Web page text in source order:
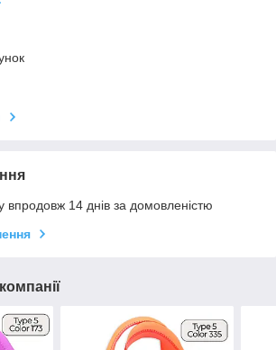
впродовж 14 днів за домовленістю